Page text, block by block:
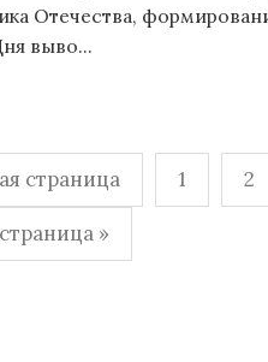
Отечества,
выво...
страница 1 2
»